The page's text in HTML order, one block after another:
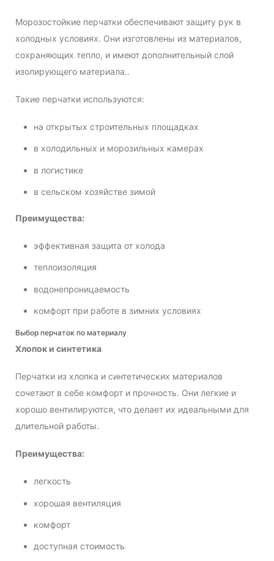
Морозостойкие перчатки обеспечивают защиту рук в
холодных условиях. Они изготовлены из материалов,
сохраняющих тепло, и имеют дополнительный слой
изолирующего материала..
Такие перчатки используются:
на открытых строительных площадках
в холодильных и морозильных камерах
в логистике
в сельском хозяйстве зимой
Преимущества:
эффективная защита от холода
теплоизоляция
водонепроницаемость
комфорт при работе в зимних условиях
Выбор перчаток по материалу
Хлопок и синтетика
Перчатки из хлопка и синтетических материалов
сочетают в себе комфорт и прочность. Они легкие и
хорошо вентилируются, что делает их идеальными для
длительной работы.
Преимущества:
легкость
хорошая вентиляция
комфорт
доступная стоимость